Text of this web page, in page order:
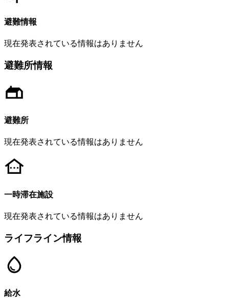
避難情報
現在発表されている情報はありません
避難所情報
避難所
現在発表されている情報はありません
一時滞在施設
現在発表されている情報はありません
ライフライン情報
給水